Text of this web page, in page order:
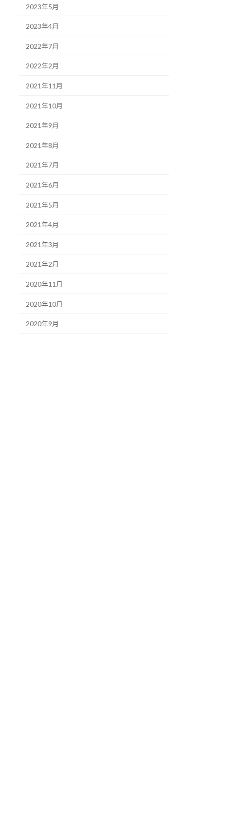
2023年5月
2023年4月
2022年7月
2022年2月
2021年11月
2021年10月
2021年9月
2021年8月
2021年7月
2021年6月
2021年5月
2021年4月
2021年3月
2021年2月
2020年11月
2020年10月
2020年9月